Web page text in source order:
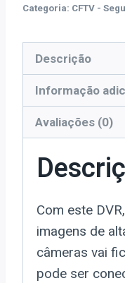
Categoria: CFTV -
Descrição
Informação
Avaliações (0)
Com este
imagens de
câmeras vai
pode ser